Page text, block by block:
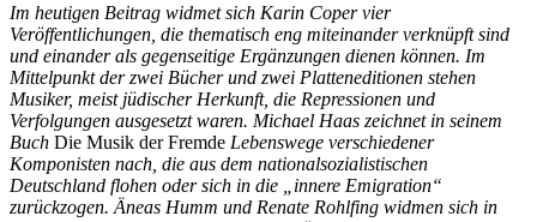
Im heutigen Beitrag widmet sich Karin Coper vier
Veröffentlichungen, die thematisch eng miteinander verknüpft sind
und einander als gegenseitige Ergänzungen dienen können. Im
Mittelpunkt der zwei Bücher und zwei Platteneditionen stehen
Musiker, meist jüdischer Herkunft, die Repressionen und
Verfolgungen ausgesetzt waren. Michael Haas zeichnet in seinem
Buch Die Musik der Fremde Lebenswege verschiedener
Komponisten nach, die aus dem nationalsozialistischen
Deutschland flohen oder sich in die „innere Emigration“
zurückzogen. Äneas Humm und Renate Rohlfing widmen sich in